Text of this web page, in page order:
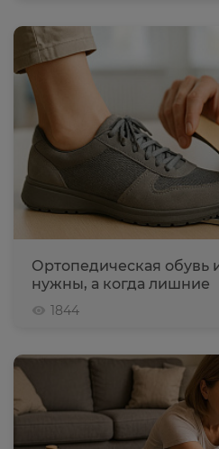
Ортопедическая обувь
нужны, а когда лишние
1844